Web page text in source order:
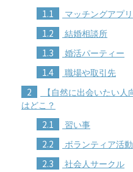
1.1 マッチングアプリ
1.2 結婚相談所
1.3 婚活パーティー
1.4 職場や取引先
2
【自然に出会いたい人
はどこ？
2.1 習い事
2.2 ボランティア活動
2.3 社会人サークル